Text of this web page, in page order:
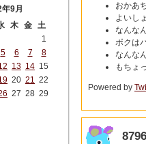
おかあ
よいし
なんな
ボクは
なんな
もちょ
Powered by
9月
木 金 土
1
5 6 7
8
13 14 15
20 21 22
27 28 29